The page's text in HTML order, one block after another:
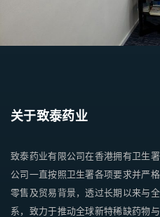
关于致泰药业
致泰药业有限公司在香港拥有卫生
公司一直按照卫生署各项要求并严
零售及贸易背景，透过长期以来与
系，致力于推动全球新特稀缺药物